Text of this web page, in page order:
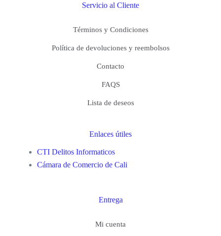
Servicio al Cliente
Términos y Condiciones
Política de devoluciones y reembolsos
Contacto
FAQS
Lista de deseos
Enlaces útiles
CTI Delitos Informaticos
Cámara de Comercio de Cali
Entrega
Mi cuenta